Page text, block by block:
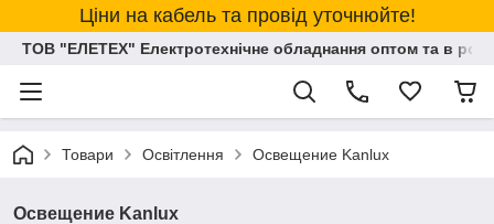
Ціни на кабель та провід уточнюйте!
ТОВ "ЕЛЕТЕХ" Електротехнічне обладнання оптом та в
Товари Освітлення Освещение Kanlux
Освещение Kanlux